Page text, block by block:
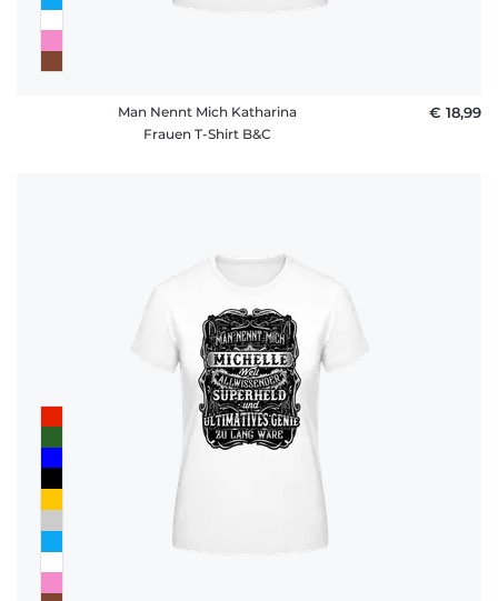
Man Nennt Mich Katharina
Frauen T-Shirt B&C
€ 18,99